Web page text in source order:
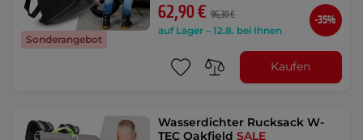
Sonderangebot
62,90 € 96,30 €
auf Lager – 12.8. bei Ihnen
-35%
Kaufen
Wasserdichter Rucksack W-
TEC OakfieldSALE